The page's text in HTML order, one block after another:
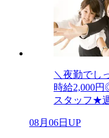
＼夜勤でし
時給2,000
スタッフ★
08月06日UP